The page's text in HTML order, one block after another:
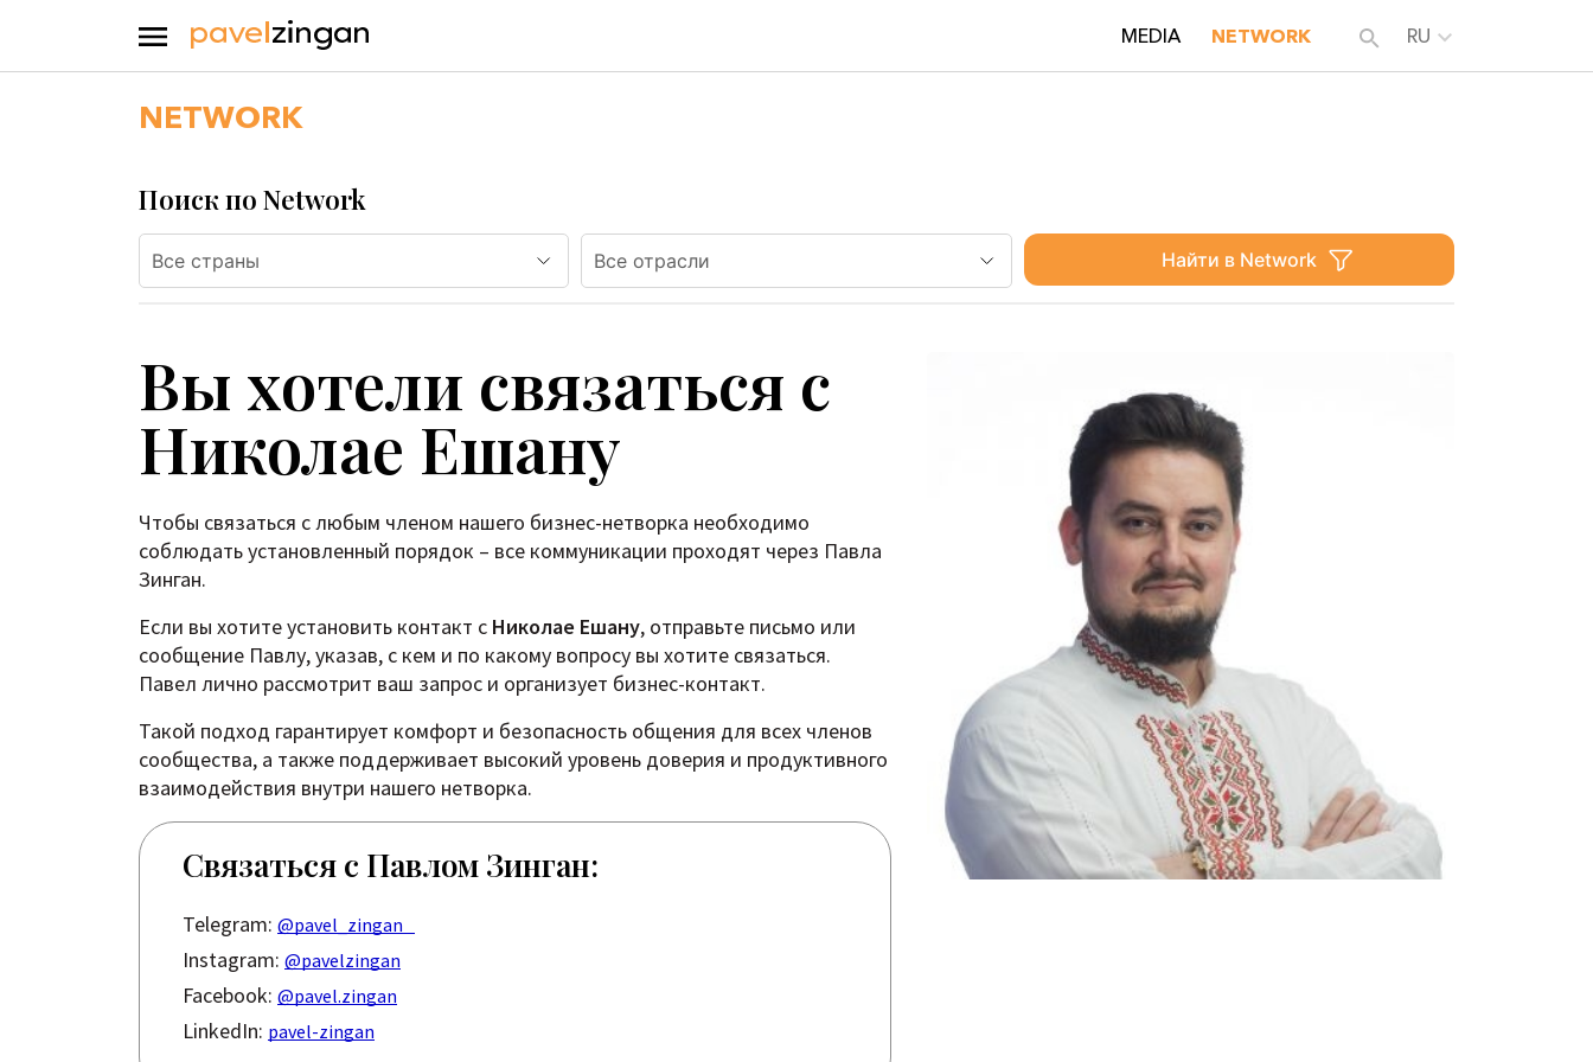
MEDIA NETWORK RU
NETWORK
Поиск по Network
Найти в Network
Вы хотели связаться с
Николае Ешану
Чтобы связаться с любым членом нашего бизнес-нетворка необходимо
соблюдать установленный порядок – все коммуникации проходят через Павла
Зинган.
Если вы хотите установить контакт с Николае Ешану, отправьте письмо или
сообщение Павлу, указав, с кем и по какому вопросу вы хотите связаться.
Павел лично рассмотрит ваш запрос и организует бизнес-контакт.
Такой подход гарантирует комфорт и безопасность общения для всех членов
сообщества, а также поддерживает высокий уровень доверия и продуктивного
взаимодействия внутри нашего нетворка.
Связаться с Павлом Зинган:
Telegram: @pavel_zingan
Instagram: @pavelzingan
Facebook: @pavel.zingan
LinkedIn: pavel-zingan